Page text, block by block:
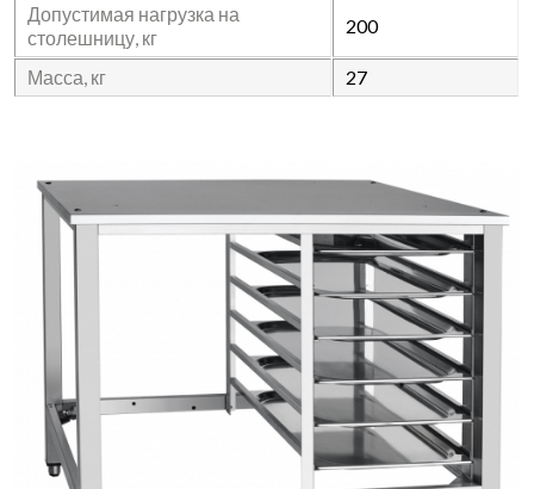
Допустимая нагрузка на
столешницу, кг
200
Масса, кг 27